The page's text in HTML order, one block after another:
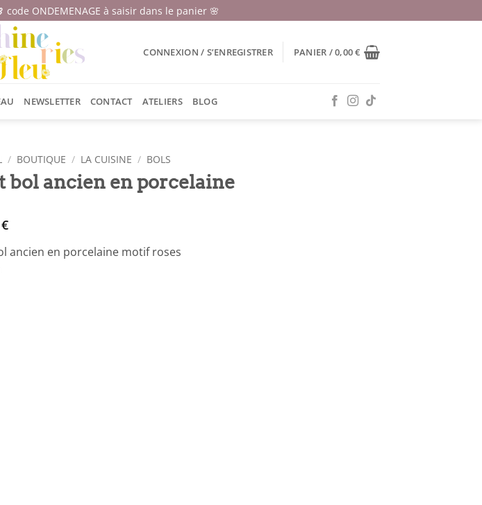
code ONDEMENAGE à saisir dans le panier 🌸
CONNEXION / S’ENREGISTRER PANIER /0,00€
NEWSLETTER CONTACT ATELIERS BLOG
/ BOUTIQUE / LA CUISINE / BOLS
bol ancien en porcelaine
€
ancien en porcelaine motif roses